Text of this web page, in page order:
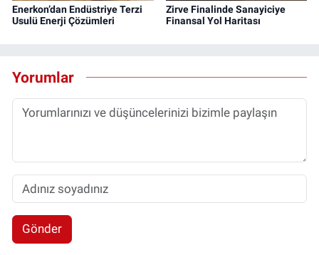
Enerkon’dan Endüstriye Terzi
Usulü Enerji Çözümleri
Zirve Finalinde Sanayiciye
Finansal Yol Haritası
Yorumlar
Gönder